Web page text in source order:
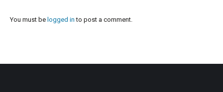
You must be logged in to post a comment.